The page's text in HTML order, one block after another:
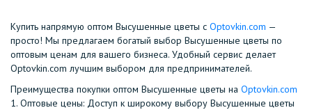
Купить напрямую оптом Высушенные цветы с Optovkin.com —
просто! Мы предлагаем богатый выбор Высушенные цветы по
оптовым ценам для вашего бизнеса. Удобный сервис делает
Optovkin.com лучшим выбором для предпринимателей.
Преимущества покупки оптом Высушенные цветы на Optovkin.com
1.⁠ ⁠Оптовые цены: Доступ к широкому выбору Высушенные цветы